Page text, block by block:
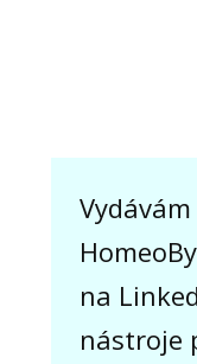
na
nástroje